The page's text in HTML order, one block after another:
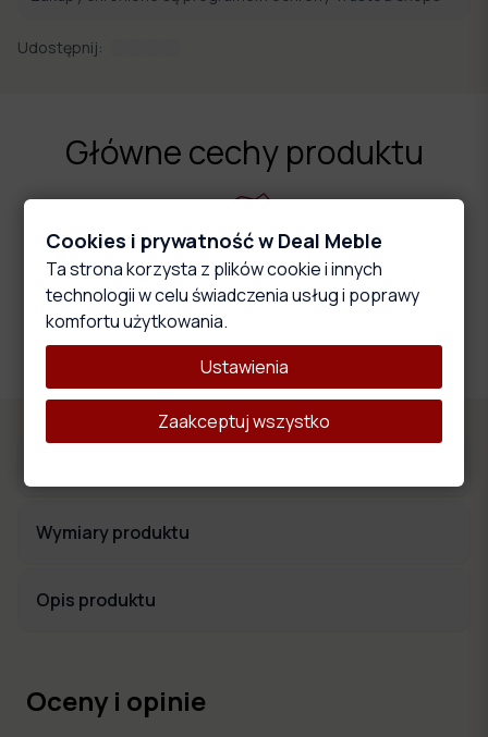
Udostępnij:
Główne cechy produktu
Wysokoelastyczna pianka
Materiał ten wyróżnia się właściwościami, które wpływają na
wygodę i komfort użytkowania oraz trwałość i stabilność
całego produktu.
Wymiary produktu
Opis produktu
Oceny i opinie
Cookies i prywatność w Deal Meble
Ta strona korzysta z plików cookie i innych
technologii w celu świadczenia usług i poprawy
komfortu użytkowania.
Ustawienia
Zaakceptuj wszystko